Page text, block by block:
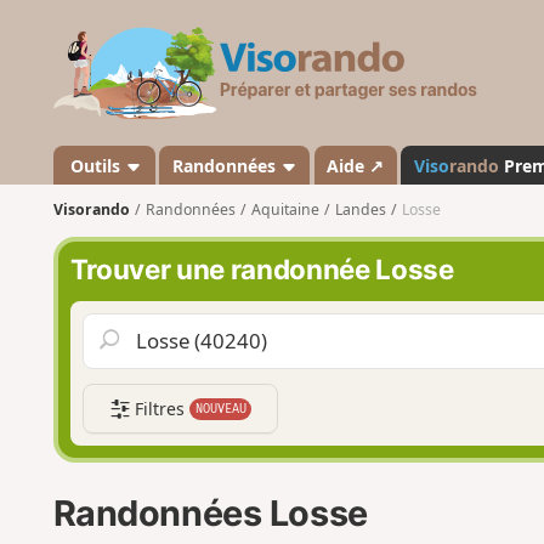
s
a
n
o
Outils Randonnées Aide ↗ Visorando
Visorando Randonnées Aquitaine Landes Losse
Trouver une randonnée Losse
Filtres NOUVEAU
Randonnées Losse